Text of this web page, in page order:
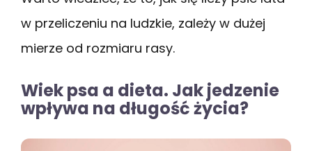
w przeliczeniu na ludzkie, zależy w dużej
mierze od rozmiaru rasy.
Wiek psa a dieta. Jak jedzenie
wpływa na długość życia?